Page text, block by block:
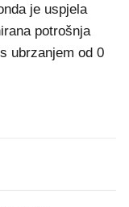
je uspjela
potrošnja
ubrzanjem od 0